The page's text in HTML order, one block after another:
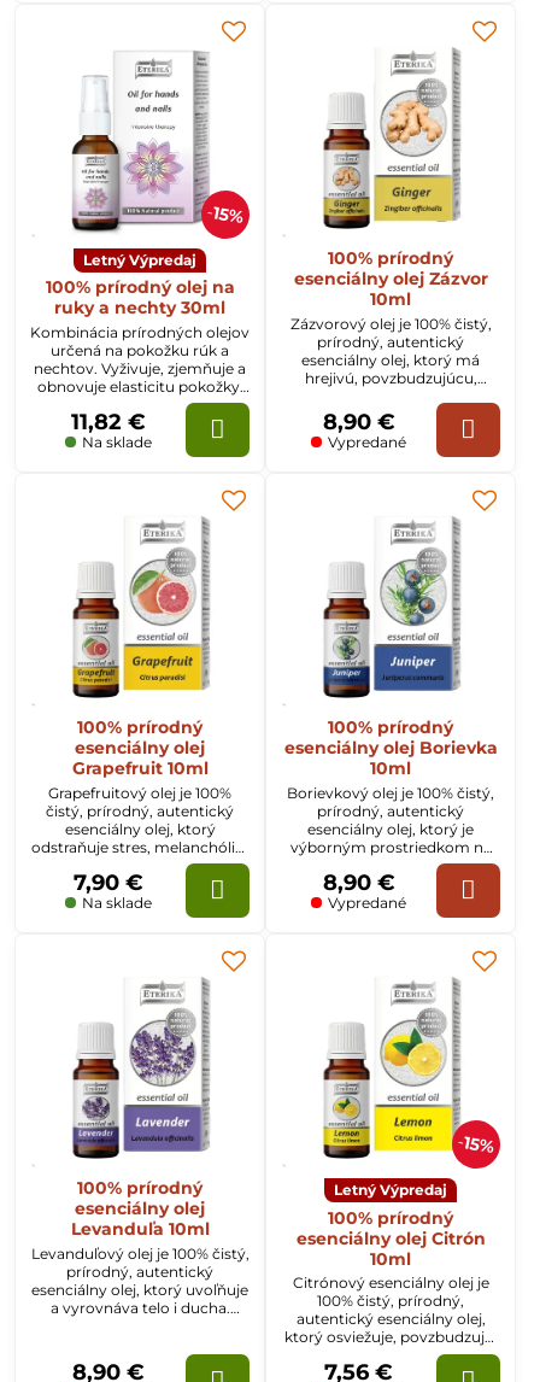
15%
Letný Výpredaj
100% prírodný olej na
ruky a nechty 30ml
Kombinácia prírodných olejov
určená na pokožku rúk a
nechtov. Vyživuje, zjemňuje a
obnovuje elasticitu pokožky.
Hydratuje a chráni pred
nepriaznivými vplyvmi
prostredia. Posilňuje a
zabraňuje lámaniu nechtov.
Na sklade
11,82 €
100% prírodný
esenciálny olej Zázvor
10ml
Zázvorový olej je 100% čistý,
prírodný, autentický
esenciálny olej, ktorý má
hrejivú, povzbudzujúcu,
afrodiziakum.
Vypredané
8,90 €
100% prírodný
esenciálny olej
Grapefruit 10ml
Grapefruitový olej je 100%
čistý, prírodný, autentický
esenciálny olej, ktorý
odstraňuje stres, melanchóliu,
depresiu a zlepšuje náladu.
Na sklade
7,90 €
100% prírodný
esenciálny olej Borievka
10ml
Borievkový olej je 100% čistý,
prírodný, autentický
esenciálny olej, ktorý je
výborným prostriedkom na
očistu ducha i tela. Dodáva
dôveru vo vlastné sily a
pomáha prekonávať
emocionálne traumy.
Vypredané
8,90 €
100% prírodný
esenciálny olej
Levanduľa 10ml
Levanduľový olej je 100% čistý,
prírodný, autentický
esenciálny olej, ktorý uvoľňuje
a vyrovnáva telo i ducha.
8,90 €
15%
Letný Výpredaj
100% prírodný
esenciálny olej Citrón
10ml
Citrónový esenciálny olej je
100% čistý, prírodný,
autentický esenciálny olej,
ktorý osviežuje, povzbudzuje,
vytvára náladu a zaháňa zlé
myšlienky. Pomáha posilniť
7,56 €